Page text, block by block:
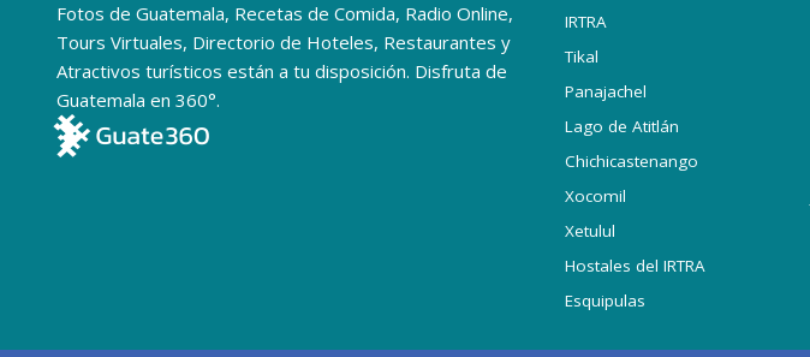
Fotos de Guatemala, Recetas de Comida, Radio Online,
Tours Virtuales, Directorio de Hoteles, Restaurantes y
Atractivos turísticos están a tu disposición. Disfruta de
Guatemala en 360°.
IRTRA
Tikal
Panajachel
Lago de Atitlán
Chichicastenango
Xocomil
Xetulul
Hostales del IRTRA
Esquipulas